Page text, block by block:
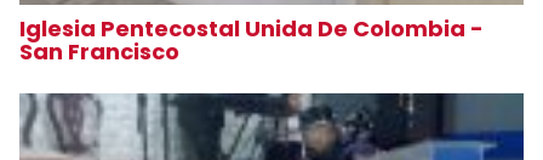
Iglesia Pentecostal Unida De Colombia -
San Francisco